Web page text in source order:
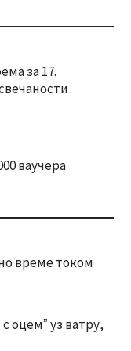
за 17.
ваучера
време током
оцемˮ уз ватру,